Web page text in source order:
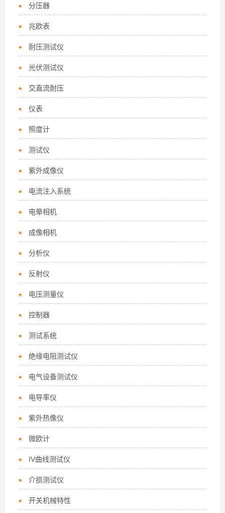
分压器
兆欧表
耐压测试仪
光伏测试仪
交直流耐压
仪表
照度计
测试仪
紫外成像仪
电流注入系统
电晕相机
成像相机
分析仪
反射仪
电压测量仪
控制器
测试系统
绝缘电阻测试仪
电气设备测试仪
电导率仪
紫外热像仪
微欧计
IV曲线测试仪
介损测试仪
开关机械特性